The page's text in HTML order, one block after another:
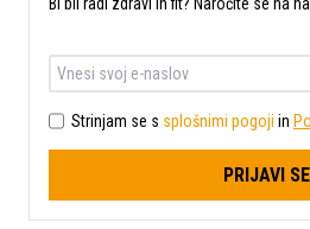
Strinjam se s splošnimi pogoji in
PRIJAVI SE